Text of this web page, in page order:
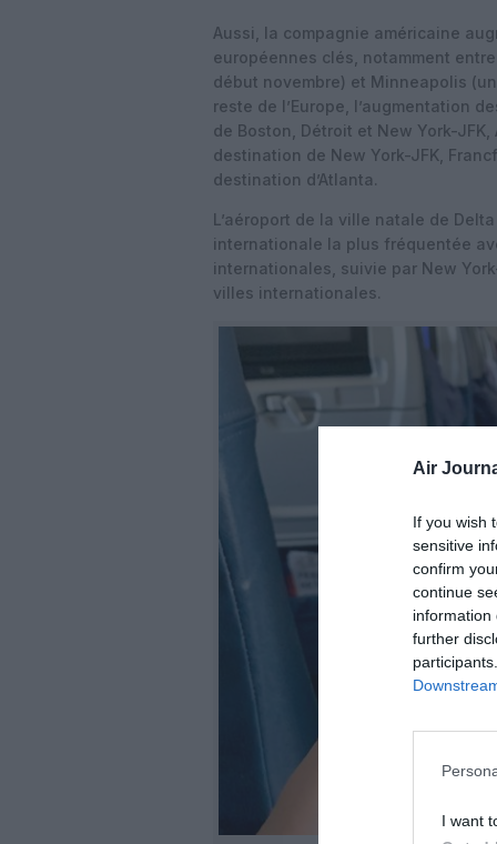
Air
If you wish
sensitive
confirm
continue
information
further
I want
Aussi, la compagnie américaine
européennes clés, notamment
début novembre) et Minneapolis
reste de l’Europe, l’augmentation
de Boston, Détroit et New York-
destination de New York-JFK,
destination d’Atlanta.
L’aéroport de la ville natale de
internationale la plus fréquentée
internationales, suivie par New
villes internationales.